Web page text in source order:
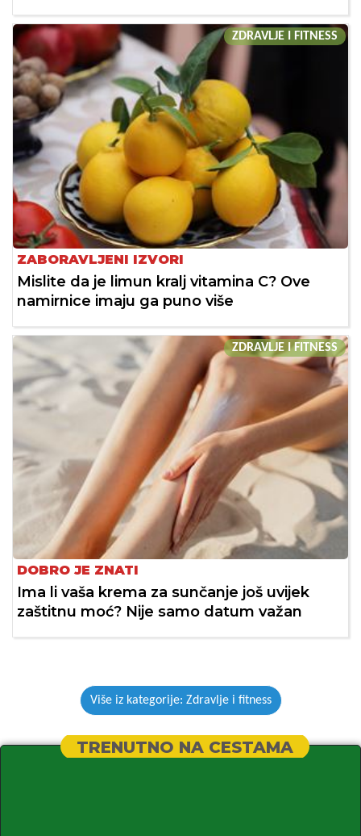
ZDRAVLJE I FITNESS
ZABORAVLJENI IZVORI
Mislite da je limun kralj vitamina C? Ove
namirnice imaju ga puno više
ZDRAVLJE I FITNESS
DOBRO JE ZNATI
Ima li vaša krema za sunčanje još uvijek
zaštitnu moć? Nije samo datum važan
Više iz kategorije: Zdravlje i fitness
TRENUTNO NA CESTAMA